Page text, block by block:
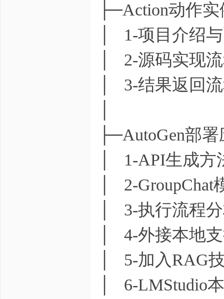
├─Action动作实
│ 1-项目介绍
│ 2-源码实现
│ 3-结果返回
├─AutoGen部
│ 1-API生成方
│ 2-GroupChat
│ 3-执行流程
│ 4-外接本地
│ 5-加入RAG
│ 6-LMStudio